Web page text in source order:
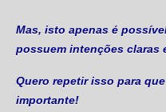
Mas, isto apenas é
possuem intenções claras
Quero repetir isso para
importante!